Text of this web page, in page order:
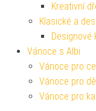
Kreativní
Klasické a
Designové
Vánoce s Albi
Vánoce pro
Vánoce pro
Vánoce pro